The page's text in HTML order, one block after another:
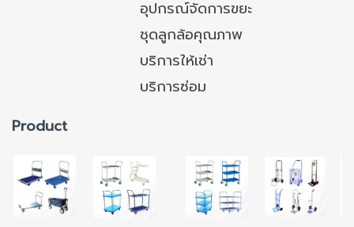
อุปกรณ์จัดการขยะ
ชุดลูกล้อคุณภาพ
บริการให้เช่า
บริการซ่อม
Product